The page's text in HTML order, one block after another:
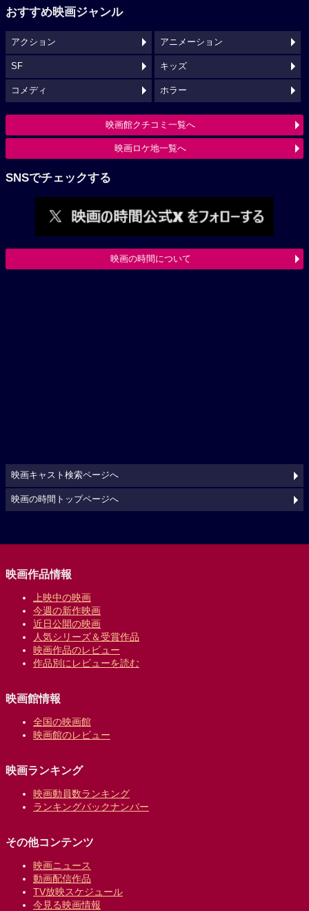
おすすめ映画ジャンル
アクション アニメーション
SF キッズ
コメディ ホラー
映画館クチコミ一覧へ
映画ロケ地一覧へ
SNSでチェックする
映画の時間について
映画キャスト検索ページへ
映画の時間トップページへ
映画作品情報
上映中の映画
今週の新作映画
近日公開の映画
人気シリーズ＆受賞作品
映画作品のレビュー
作品別にレビューを読む
映画館情報
全国の映画館
映画館のレビュー
映画ランキング
映画動員数ランキング
ランキングバックナンバー
その他コンテンツ
映画ニュース
動画配信作品
TV放映スケジュール
今見る映画情報